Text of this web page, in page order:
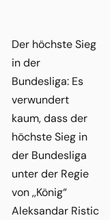
Der höchste Sieg
in der
Bundesliga: Es
verwundert
kaum, dass der
höchste Sieg in
der Bundesliga
unter der Regie
von ,,König“
Aleksandar Ristic